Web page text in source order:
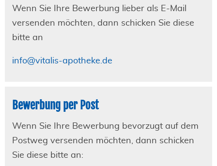
Wenn Sie Ihre Bewerbung lieber als E-Mail
versenden möchten, dann schicken Sie diese
bitte an
info@vitalis-apotheke.de
Bewerbung per Post
Wenn Sie Ihre Bewerbung bevorzugt auf dem
Postweg versenden möchten, dann schicken
Sie diese bitte an: